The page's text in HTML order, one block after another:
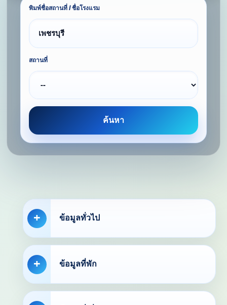
พิมพ์ชื่อสถานที่ / ชื่อโรงแรม
สถานที่
ค้นหา
ข้อมูลทั่วไป
ข้อมูลที่พัก